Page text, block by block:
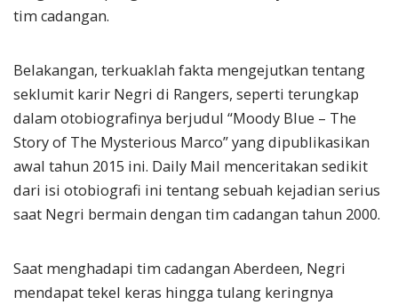
tim cadangan.
Belakangan, terkuaklah fakta mengejutkan tentang
seklumit karir Negri di Rangers, seperti terungkap
dalam otobiografinya berjudul “Moody Blue – The
Story of The Mysterious Marco” yang dipublikasikan
awal tahun 2015 ini. Daily Mail menceritakan sedikit
dari isi otobiografi ini tentang sebuah kejadian serius
saat Negri bermain dengan tim cadangan tahun 2000.
Saat menghadapi tim cadangan Aberdeen, Negri
mendapat tekel keras hingga tulang keringnya